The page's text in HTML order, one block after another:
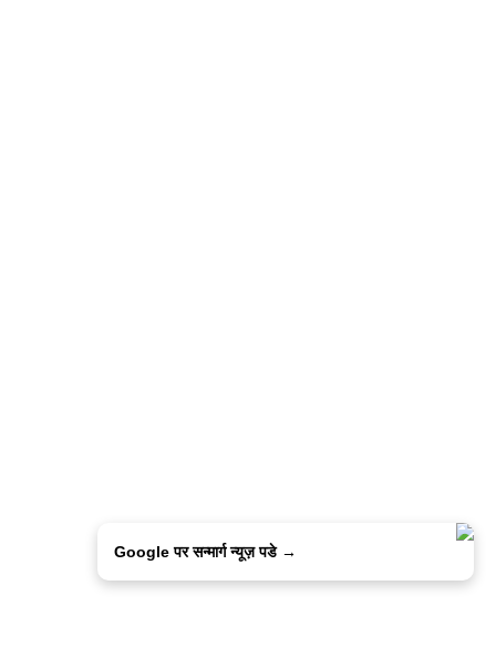
Google पर सन्मार्ग न्यूज़ पडे →